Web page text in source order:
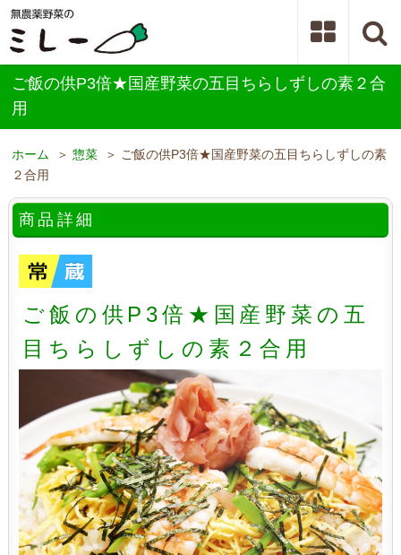
ご飯の供P3倍★国産野菜の五目ちらしずしの素２合
用
ホーム ＞惣菜 ＞ ご飯の供P3倍★国産野菜の五目ちらしずしの素
２合用
商品詳細
ご飯の供P3倍★国産野菜の五
目ちらしずしの素２合用